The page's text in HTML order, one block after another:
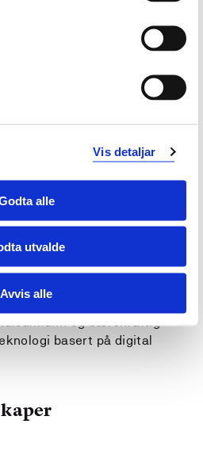
Vis detaljar
alle
utvalde
Avvis alle
i faglig relevante
bidra til utvikling av god
sin kunnskap innen
til FNs bærekraftsmål nr.
og bærekraftig
basert på digital